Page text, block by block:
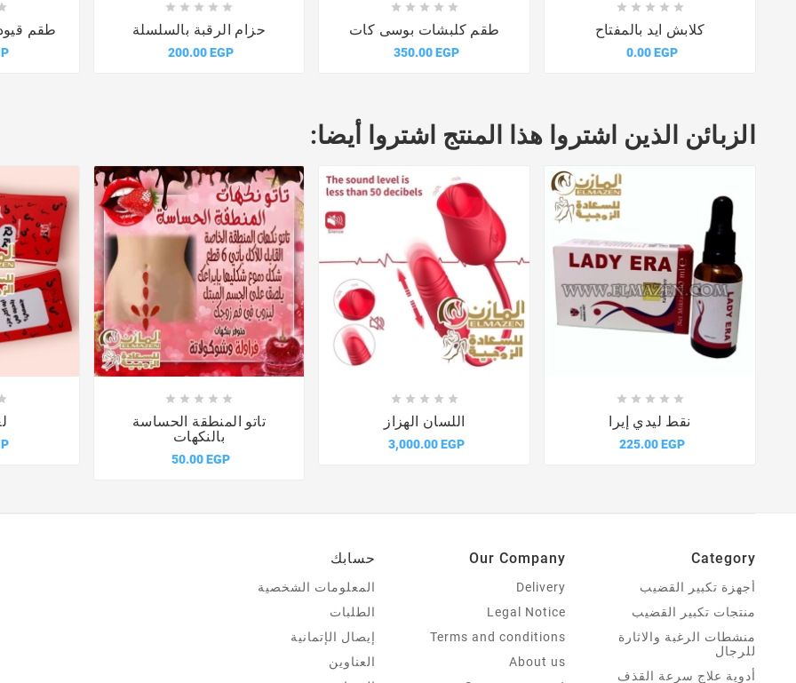
طقم
    
حزام الرقبة بالسلسلة
200.00 EGP
    
طقم كلبشات بوسى كات
350.00 EGP
    
كلابش ايد بالمفتاح
0.00 EGP
الزبائن الذين اشتروا هذا المنتج اشتروا أيضا:
    
تاتو المنطقة الحساسة
بالنكهات
50.00 EGP
    
اللسان الهزاز
3,000.00 EGP
    
نقط ليدي إيرا
225.00 EGP
Category
أجهزة تكبير القضيب
منتجات تكبير القضيب
منشطات الرغبة والاثارة
للرجال
أدوية علاج سرعة القذف
Our Company
Delivery
Legal Notice
Terms and conditions
About us
حسابك
المعلومات الشخصية
الطلبات
إيصال الإتمانية
العناوين